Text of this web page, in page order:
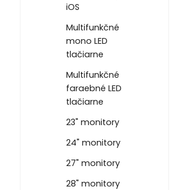
iOS
Multifunkčné
mono LED
tlačiarne
Multifunkčné
faraebné LED
tlačiarne
23" monitory
24" monitory
27" monitory
28" monitory